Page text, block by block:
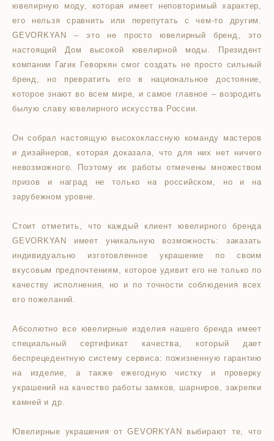
ювелирную моду, которая имеет неповторимый характер,
его нельзя сравнить или перепутать с чем-то другим.
GEVORKYAN – это не просто ювелирный бренд, это
настоящий Дом высокой ювелирной моды. Президент
компании Гагик Геворкян смог создать не просто сильный
бренд, но превратить его в национальное достояние,
которое знают во всем мире, и самое главное – возродить
былую славу ювелирного искусства России.
Он собрал настоящую высококлассную команду мастеров
и дизайнеров, которая доказала, что для них нет ничего
невозможного. Поэтому их работы отмечены множеством
призов и наград не только на российском, но и на
зарубежном уровне.
Стоит отметить, что каждый клиент ювелирного бренда
GEVORKYAN имеет уникальную возможность: заказать
индивидуально изготовленное украшение по своим
вкусовым предпочтениям, которое удивит его не только по
качеству исполнения, но и по точности соблюдения всех
его пожеланий.
Абсолютно все ювелирные изделия нашего бренда имеет
специальный сертификат качества, который дает
беспрецедентную систему сервиса: пожизненную гарантию
на изделие, а также ежегодную чистку и проверку
украшений на качество работы замков, шарниров, закрепки
камней и др.
Ювелирные украшения от GEVORKYAN выбирают те, что